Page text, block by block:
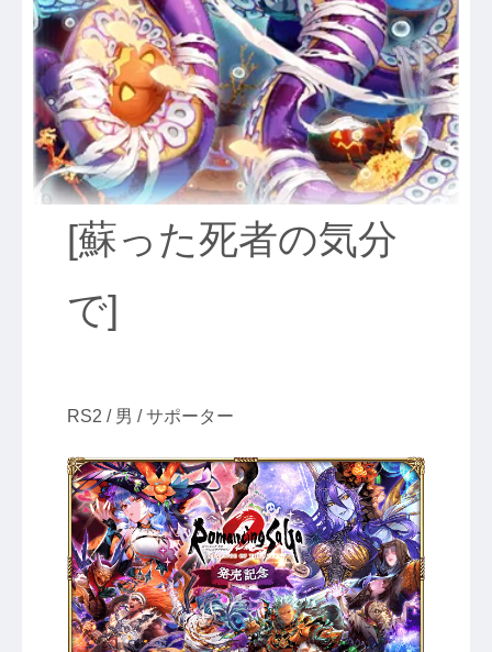
[蘇った死者の気分
で]
RS2 / 男 / サポーター